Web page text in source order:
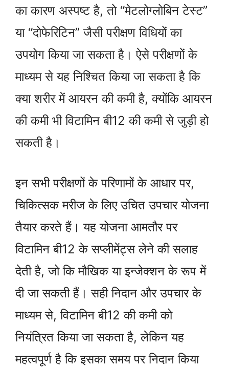
का कारण अस्पष्ट है, तो “मेटलोग्लोबिन टेस्ट”
या “दोफेरिटिन” जैसी परीक्षण विधियों का
उपयोग किया जा सकता है। ऐसे परीक्षणों के
माध्यम से यह निश्चित किया जा सकता है कि
क्या शरीर में आयरन की कमी है, क्योंकि आयरन
की कमी भी विटामिन बी12 की कमी से जुड़ी हो
सकती है।
इन सभी परीक्षणों के परिणामों के आधार पर,
चिकित्सक मरीज के लिए उचित उपचार योजना
तैयार करते हैं। यह योजना आमतौर पर
विटामिन बी12 के सप्लीमेंट्स लेने की सलाह
देती है, जो कि मौखिक या इन्जेक्शन के रूप में
दी जा सकती हैं। सही निदान और उपचार के
माध्यम से, विटामिन बी12 की कमी को
नियंत्रित किया जा सकता है, लेकिन यह
महत्वपूर्ण है कि इसका समय पर निदान किया